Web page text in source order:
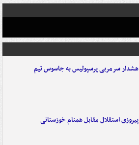
هشدار سرمربی پرسپولیس به جاسوس تیم
پیروزی استقلال مقابل همنام خوزستانی